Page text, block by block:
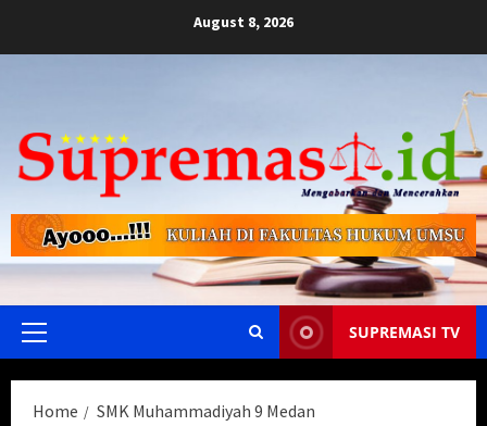
August 8, 2026
Primary
SUPREMASI TV
Home SMK Muhammadiyah 9 Medan